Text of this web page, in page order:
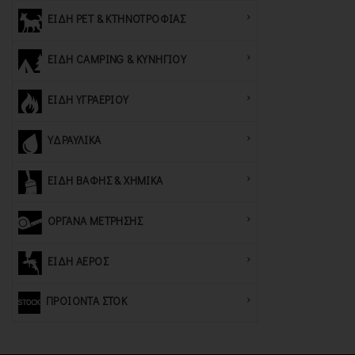
ΕΙΔΗ PET & ΚΤΗΝΟΤΡΟΦΙΑΣ
ΕΙΔΗ CAMPING & ΚΥΝΗΓΙΟΥ
ΕΙΔΗ ΥΓΡΑΕΡΙΟΥ
ΥΔΡΑΥΛΙΚΑ
ΕΙΔΗ ΒΑΦΗΣ & ΧΗΜΙΚΑ
ΟΡΓΑΝΑ ΜΕΤΡΗΣΗΣ
ΕΙΔΗ ΑΕΡΟΣ
ΠΡΟΙΟΝΤΑ ΣΤΟΚ